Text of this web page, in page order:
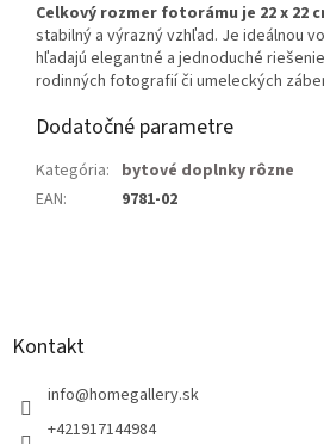
Celkový rozmer fotorámu je 22 x 22
stabilný a výrazný vzhľad. Je ideálnou
hľadajú elegantné a jednoduché
rodinných fotografií či umeleckých
Dodatočné parametre
Kategória: bytové doplnky rôzne
EAN: 9781-02
Kontakt
info@homegallery.sk
+421917144984